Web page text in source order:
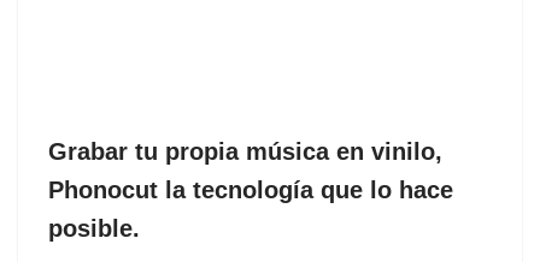
Grabar tu propia música en vinilo,
Phonocut la tecnología que lo hace
posible.